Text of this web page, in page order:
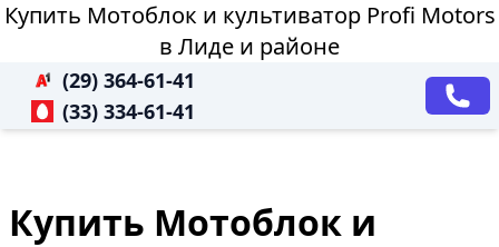
Купить Мотоблок и культиватор Profi Motors
в Лиде и районе
(29) 364-61-41
(33) 334-61-41
Купить Мотоблок и